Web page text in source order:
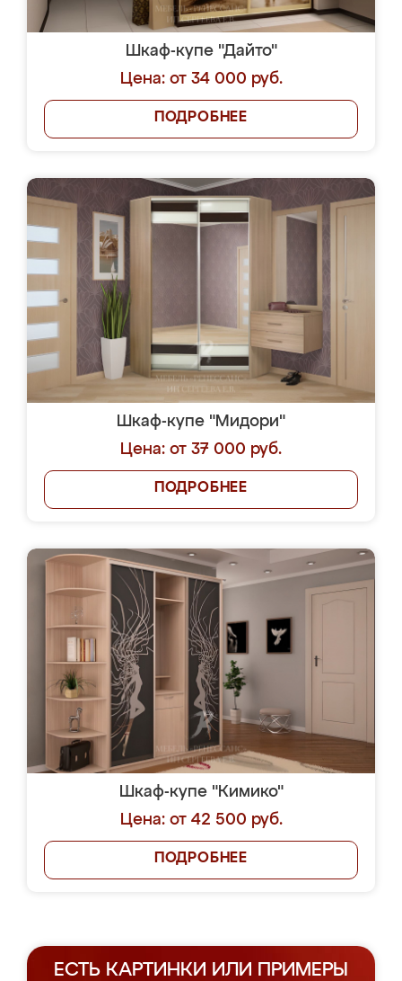
Шкаф-купе "Дайто"
Цена: от 34 000 руб.
ПОДРОБНЕЕ
Шкаф-купе "Мидори"
Цена: от 37 000 руб.
ПОДРОБНЕЕ
Шкаф-купе "Кимико"
Цена: от 42 500 руб.
ПОДРОБНЕЕ
ЕСТЬ КАРТИНКИ ИЛИ ПРИМЕРЫ